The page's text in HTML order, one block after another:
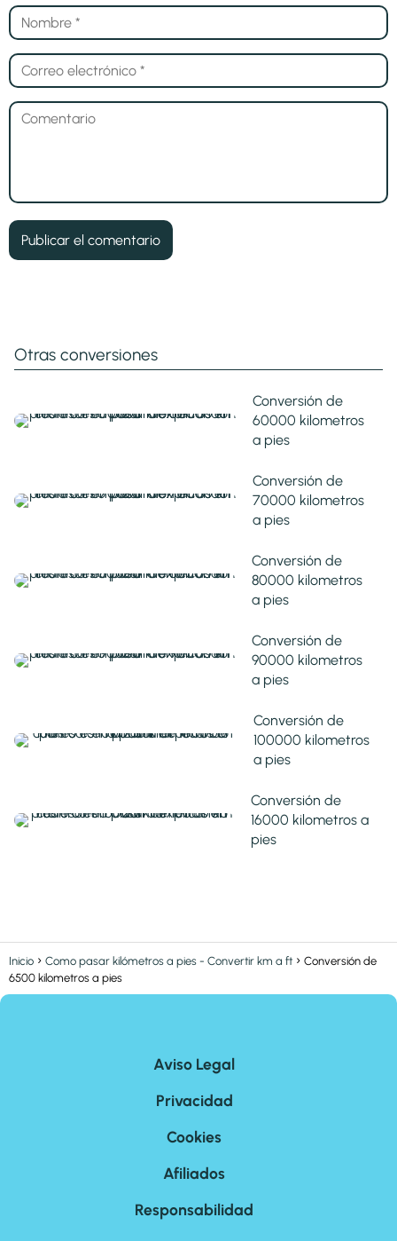
Otras conversiones
Conversión de
60000 kilometros
a pies
Conversión de
70000 kilometros
a pies
Conversión de
80000 kilometros
a pies
Conversión de
90000 kilometros
a pies
Conversión de
100000 kilometros
a pies
Conversión de
16000 kilometros a
pies
Inicio Como pasar kilómetros a pies - Convertir km a ft
Conversión de
6500 kilometros a pies
Aviso Legal
Privacidad
Cookies
Afiliados
Responsabilidad